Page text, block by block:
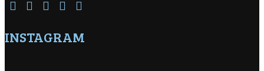
INSTAGRAM